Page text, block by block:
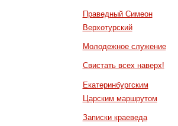
Праведный Симеон
Верхотурский
Молодежное служение
Свистать всех наверх!
Екатеринбургским
Царским маршрутом
Записки краеведа